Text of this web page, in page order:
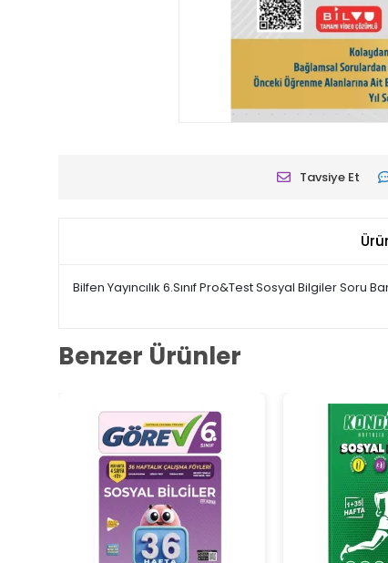
Tavsiye Et
Bilfen Yayıncılık 6.Sınıf Pro&Test Sosyal Bilgiler Soru
Benzer Ürünler